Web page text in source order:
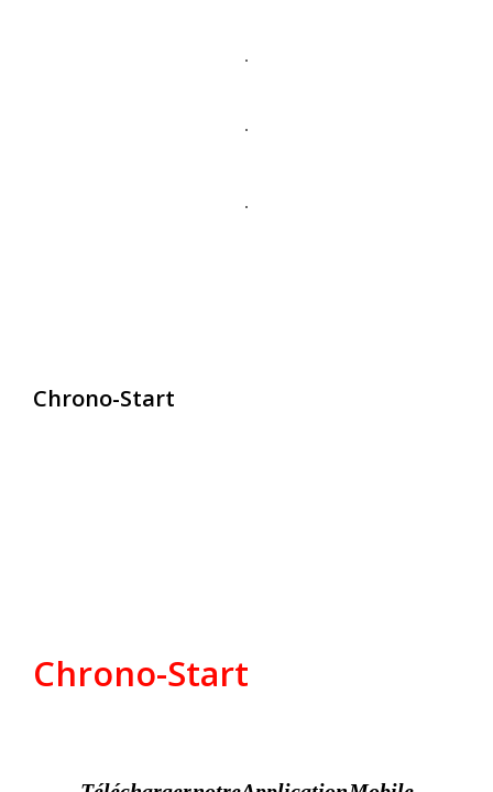
Chrono-Start
Chrono-Start